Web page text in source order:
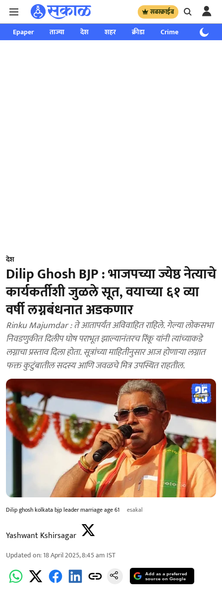
सबस्क्राईब
Epaper ताज्या देश शहर क्रीडा Crime साप्ताहिक
देश
Dilip Ghosh BJP : भाजपच्या ज्येष्ठ नेत्याचे
कार्यकर्तीशी जुळले सूत, वयाच्या ६१ व्या
वर्षी लग्नबंधनात अडकणार
Rinku Majumdar : ते आतापर्यंत अविवाहित राहिले. गेल्या लोकसभा
निवडणुकीत दिलीप घोष पराभूत झाल्यानंतरच रिंकू यांनी त्यांच्याकडे
लग्नाचा प्रस्ताव दिला होता. सूत्रांच्या माहितीनुसार आज होणाऱ्या लग्नात
फक्त कुटुंबातील सदस्य आणि जवळचे मित्र उपस्थित राहतील.
Dilip ghosh kolkata bjp leader marriage age 61 esakal
Yashwant Kshirsagar
Updated on:18 April 2025, 8:45 am IST
Add as a preferred
source on Google